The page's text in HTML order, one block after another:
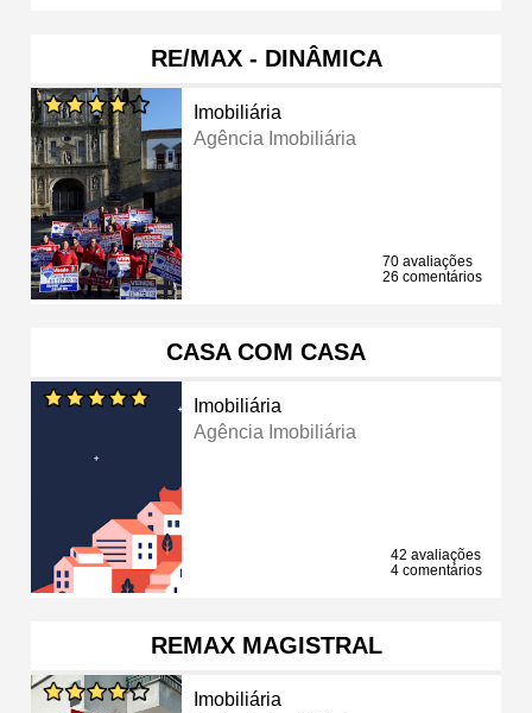
RE/MAX - DINÂMICA
Imobiliária
Agência Imobiliária
70 avaliações
26 comentários
CASA COM CASA
Imobiliária
Agência Imobiliária
42 avaliações
4 comentários
REMAX MAGISTRAL
Imobiliária